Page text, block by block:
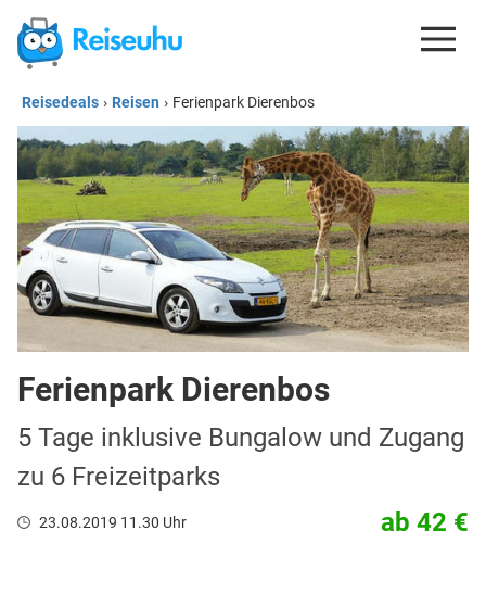
REISEDEALS
GUTSCHEINE
KREDITKARTEN
ESIM
REISEBLOG
Reisedeals › Reisen › Ferienpark Dierenbos
Ferienpark Dierenbos
5 Tage inklusive Bungalow und Zugang
zu 6 Freizeitparks
23.08.2019 11.30 Uhr ab 42 €